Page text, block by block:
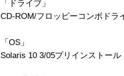
「ドライブ」
CD-ROM/フロッピーコンボドラ
「OS」
Solaris 10 3/05プリインストール